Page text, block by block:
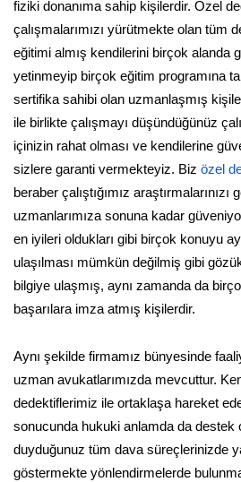
fiziki donanıma sahip kişilerdir. Özel
çalışmalarımızı yürütmekte olan tüm
eğitimi almış kendilerini birçok alanda
yetinmeyip birçok eğitim programına
sertifika sahibi olan uzmanlaşmış
ile birlikte çalışmayı düşündüğünüz
içinizin rahat olması ve kendilerine
sizlere garanti vermekteyiz. Biz özel
beraber çalıştığımız
uzmanlarımıza sonuna kadar
en iyileri oldukları gibi birçok konuyu
ulaşılması mümkün değilmiş gibi
bilgiye ulaşmış, aynı zamanda da
başarılara imza atmış kişilerdir.
Aynı şekilde firmamız bünyesinde
uzman avukatlarımızda mevcuttur.
dedektiflerimiz ile ortaklaşa hareket
sonucunda hukuki anlamda da destek
duyduğunuz tüm dava süreçlerinizde
göstermekte yönlendirmelerde